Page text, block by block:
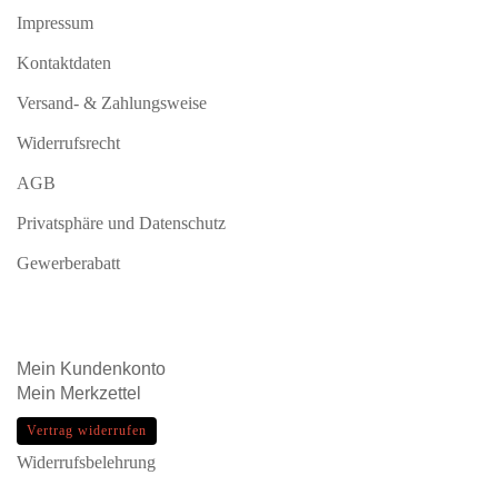
Impressum
Kontaktdaten
Versand- & Zahlungsweise
Widerrufsrecht
AGB
Privatsphäre und Datenschutz
Gewerberabatt
Mein Kundenkonto
Mein Merkzettel
Vertrag widerrufen
Widerrufsbelehrung